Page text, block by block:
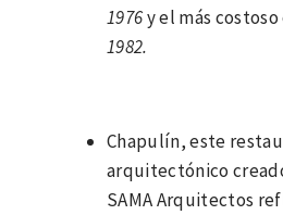
1976y el más costoso
1982.
Chapulín, este
arquitectónico
SAMA Arquitectos